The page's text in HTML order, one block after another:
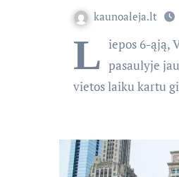
kaunoaleja.lt
L iepos 6-ąją,
pasaulyje
vietos laiku kartu